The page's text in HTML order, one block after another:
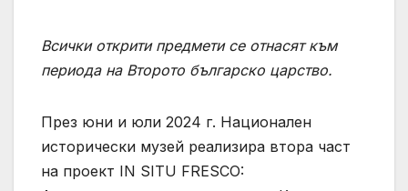
Всички открити предмети се отнасят към
периода на Второто българско царство.
През юни и юли 2024 г. Национален
исторически музей реализира втора част
на проект IN SITU FRESCO: